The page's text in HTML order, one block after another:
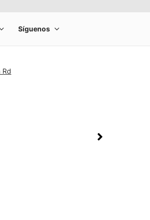
Rd
time. Use the Previous and Next buttons